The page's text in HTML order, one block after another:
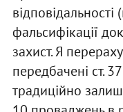
фальсифікації
захист. Я
передбачені ст.
традиційно